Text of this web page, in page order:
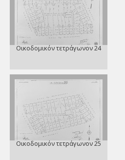
Οικοδομικόν τετράγωνον 24
Οικοδομικόν τετράγωνον 25